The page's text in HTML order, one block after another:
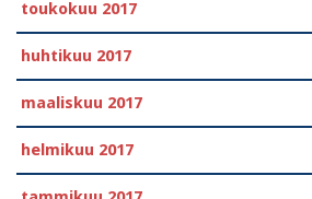
toukokuu 2017
huhtikuu 2017
maaliskuu 2017
helmikuu 2017